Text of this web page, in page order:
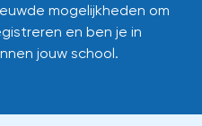
mogelijkheden om
en ben je in
jouw school.